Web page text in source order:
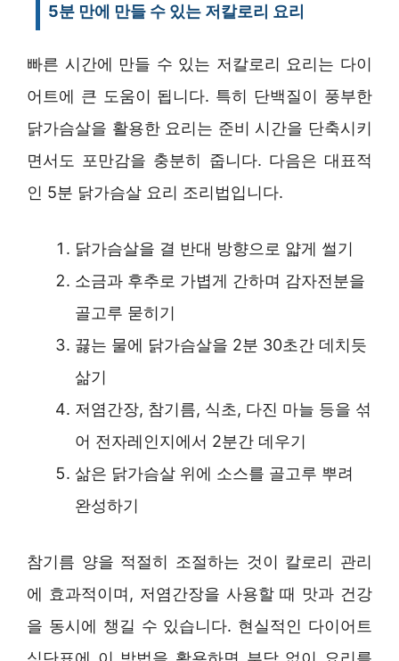
5분 만에 만들 수 있는 저칼로리 요리
빠른 시간에 만들 수 있는 저칼로리 요리는 다이
어트에 큰 도움이 됩니다. 특히 단백질이 풍부한
닭가슴살을 활용한 요리는 준비 시간을 단축시키
면서도 포만감을 충분히 줍니다. 다음은 대표적
인 5분 닭가슴살 요리 조리법입니다.
닭가슴살을 결 반대 방향으로 얇게 썰기
소금과 후추로 가볍게 간하며 감자전분을
골고루 묻히기
끓는 물에 닭가슴살을 2분 30초간 데치듯
삶기
저염간장, 참기름, 식초, 다진 마늘 등을 섞
어 전자레인지에서 2분간 데우기
삶은 닭가슴살 위에 소스를 골고루 뿌려
완성하기
참기름 양을 적절히 조절하는 것이 칼로리 관리
에 효과적이며, 저염간장을 사용할 때 맛과 건강
을 동시에 챙길 수 있습니다. 현실적인 다이어트